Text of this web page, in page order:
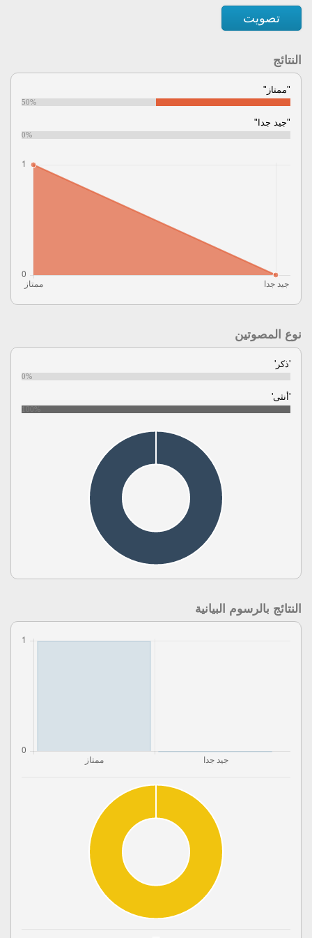
تصويت
النتائج
"ممتاز"
50%
"جيد جدا"
0%
نوع المصوتين
'ذكر'
0%
'أنثى'
100%
النتائج بالرسوم البيانية